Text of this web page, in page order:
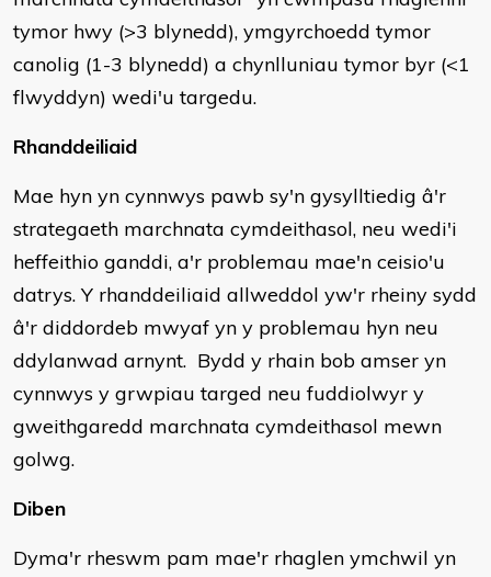
tymor hwy (>3 blynedd), ymgyrchoedd tymor
canolig (1-3 blynedd) a chynlluniau tymor byr (<1
flwyddyn) wedi'u targedu.
Rhanddeiliaid
Mae hyn yn cynnwys pawb sy'n gysylltiedig â'r
strategaeth marchnata cymdeithasol, neu wedi'i
heffeithio ganddi, a'r problemau mae'n ceisio'u
datrys. Y rhanddeiliaid allweddol yw'r rheiny sydd
â'r diddordeb mwyaf yn y problemau hyn neu
ddylanwad arnynt. Bydd y rhain bob amser yn
cynnwys y grwpiau targed neu fuddiolwyr y
gweithgaredd marchnata cymdeithasol mewn
golwg.
Diben
Dyma'r rheswm pam mae'r rhaglen ymchwil yn